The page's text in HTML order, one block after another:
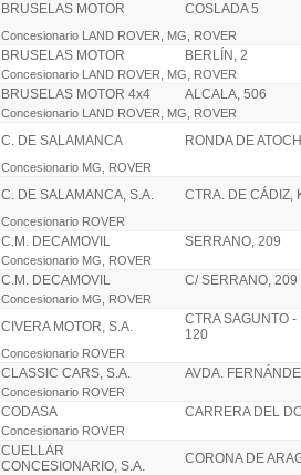
BRUSELAS MOTOR COSLADA 5
Concesionario LAND ROVER, MG, ROVER
BRUSELAS MOTOR BERLÍN, 2
Concesionario LAND ROVER, MG, ROVER
BRUSELAS MOTOR 4x4 ALCALA, 506
Concesionario LAND ROVER, MG, ROVER
C. DE SALAMANCA RONDA DE
Concesionario MG, ROVER
C. DE SALAMANCA, S.A. CTRA. DE CÁDIZ,
Concesionario ROVER
C.M. DECAMOVIL SERRANO, 209
Concesionario MG, ROVER
C.M. DECAMOVIL C/ SERRANO, 209
Concesionario MG, ROVER
CIVERA MOTOR, S.A.
CTRA SAGUNTO -
120
Concesionario ROVER
CLASSIC CARS, S.A. AVDA.
Concesionario ROVER
CODASA CARRERA DEL
Concesionario ROVER
CUELLAR
CONCESIONARIO, S.A.
CORONA DE